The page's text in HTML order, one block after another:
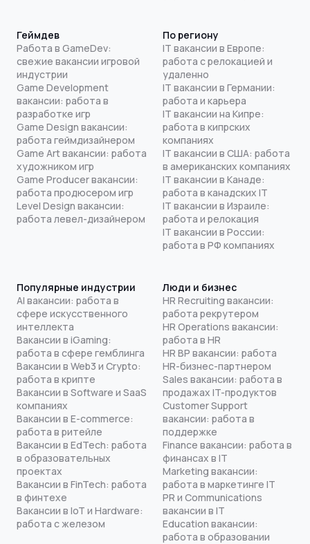
Геймдев
Работа в GameDev:
свежие вакансии игровой
индустрии
Game Development
вакансии: работа в
разработке игр
Game Design вакансии:
работа геймдизайнером
Game Art вакансии: работа
художником игр
Game Producer вакансии:
работа продюсером игр
Level Design вакансии:
работа левел-дизайнером
По региону
IT вакансии в Европе:
работа с релокацией и
удаленно
IT вакансии в Германии:
работа и карьера
IT вакансии на Кипре:
работа в кипрских
компаниях
IT вакансии в США: работа
в американских компаниях
IT вакансии в Канаде:
работа в канадских IT
IT вакансии в Израиле:
работа и релокация
IT вакансии в России:
работа в РФ компаниях
Популярные индустрии
AI вакансии: работа в
сфере искусственного
интеллекта
Вакансии в iGaming:
работа в сфере гемблинга
Вакансии в Web3 и Crypto:
работа в крипте
Вакансии в Software и SaaS
компаниях
Вакансии в E-commerce:
работа в ритейле
Вакансии в EdTech: работа
в образовательных
проектах
Вакансии в FinTech: работа
в финтехе
Вакансии в IoT и Hardware:
работа с железом
Люди и бизнес
HR Recruiting вакансии:
работа рекрутером
HR Operations вакансии:
работа в HR
HR BP вакансии: работа
HR-бизнес-партнером
Sales вакансии: работа в
продажах IT-продуктов
Customer Support
вакансии: работа в
поддержке
Finance вакансии: работа в
финансах в IT
Marketing вакансии:
работа в маркетинге IT
PR и Communications
вакансии в IT
Education вакансии:
работа в образовании